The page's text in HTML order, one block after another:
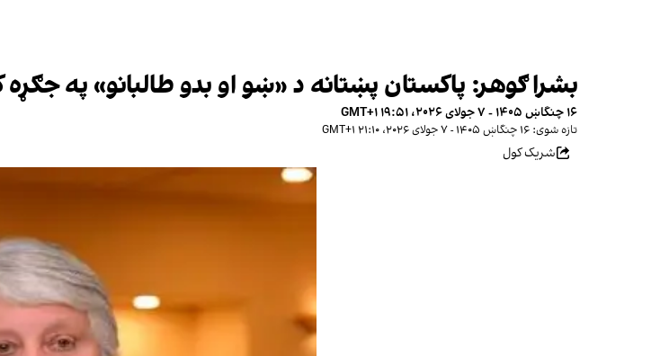
بشرا ګوهر: پاکستان پښتانه د «ښو او بدو طالبانو» په
۱۶ چنگاښ ۱۴۰۵ - ۷ جولای ۲۰۲۶، ۱۹:۵۱ GMT+۱
تازه شوی: ۱۶ چنگاښ ۱۴۰۵ - ۷ جولای ۲۰۲۶، ۲۱:۱۰ GMT+۱
شریک کول